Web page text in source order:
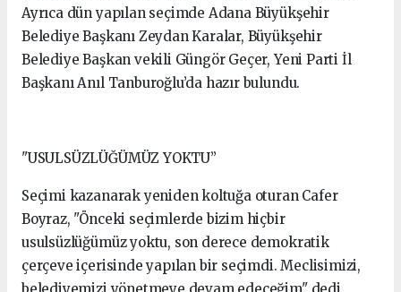
Ayrıca dün yapılan seçimde Adana Büyükşehir
Belediye Başkanı Zeydan Karalar, Büyükşehir
Belediye Başkan vekili Güngör Geçer, Yeni Parti İl
Başkanı Anıl Tanburoğlu’da hazır bulundu.
"USULSÜZLÜĞÜMÜZ YOKTU”
Seçimi kazanarak yeniden koltuğa oturan Cafer
Boyraz, "Önceki seçimlerde bizim hiçbir
usulsüzlüğümüz yoktu, son derece demokratik
çerçeve içerisinde yapılan bir seçimdi. Meclisimizi,